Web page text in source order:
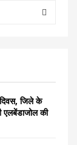
R
जिले के
एलबेंडाजोल की